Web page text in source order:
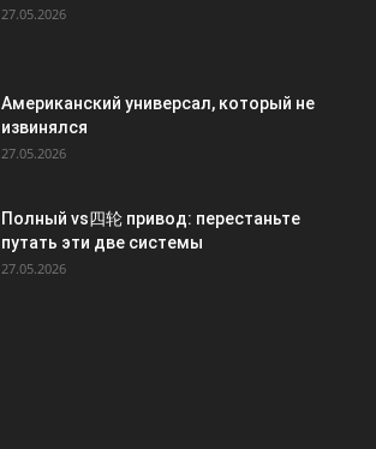
27.05.2026
Американский универсал, который не
извинялся
27.05.2026
Полный vs四轮 привод: перестаньте
путать эти две системы
27.05.2026